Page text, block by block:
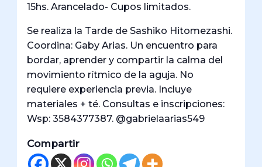
15hs. Arancelado- Cupos limitados.
Se realiza la Tarde de Sashiko Hitomezashi.
Coordina: Gaby Arias. Un encuentro para
bordar, aprender y compartir la calma del
movimiento rítmico de la aguja. No
requiere experiencia previa. Incluye
materiales + té. Consultas e inscripciones:
Wsp: 3584377387. @gabrielaarias549
Compartir